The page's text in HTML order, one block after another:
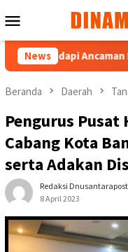
ke
Mobile
News
Ancaman Banjir
Beranda Daerah
Pengurus Pusat
Cabang Kota
serta Adakan
Redaksi Dnusantarapost
8 April 2023